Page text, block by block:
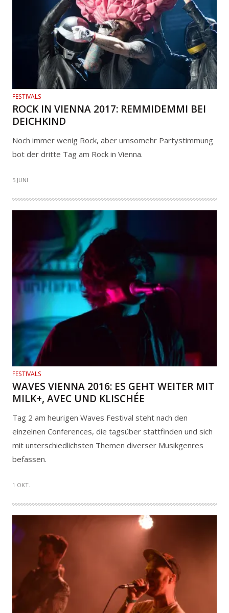
FESTIVALS
ROCK IN VIENNA 2017: REMMIDEMMI BEI
DEICHKIND
Noch immer wenig Rock, aber umsomehr Partystimmung
bot der dritte Tag am Rock in Vienna.
5 JUNI
FESTIVALS
WAVES VIENNA 2016: ES GEHT WEITER MIT
MILK+, AVEC UND KLISCHÉE
Tag 2 am heurigen Waves Festival steht nach den
einzelnen Conferences, die tagsüber stattfinden und sich
mit unterschiedlichsten Themen diverser Musikgenres
befassen.
1 OKT.